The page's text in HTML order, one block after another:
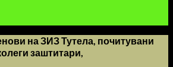
на ЗИЗ Тутела, почитувани
заштитари,